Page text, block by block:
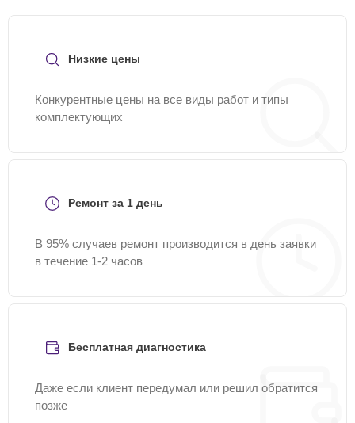
Низкие цены
Конкурентные цены на все виды работ и типы
комплектующих
Ремонт за 1 день
В 95% случаев ремонт производится в день заявки
в течение 1-2 часов
Бесплатная диагностика
Даже если клиент передумал или решил обратится
позже